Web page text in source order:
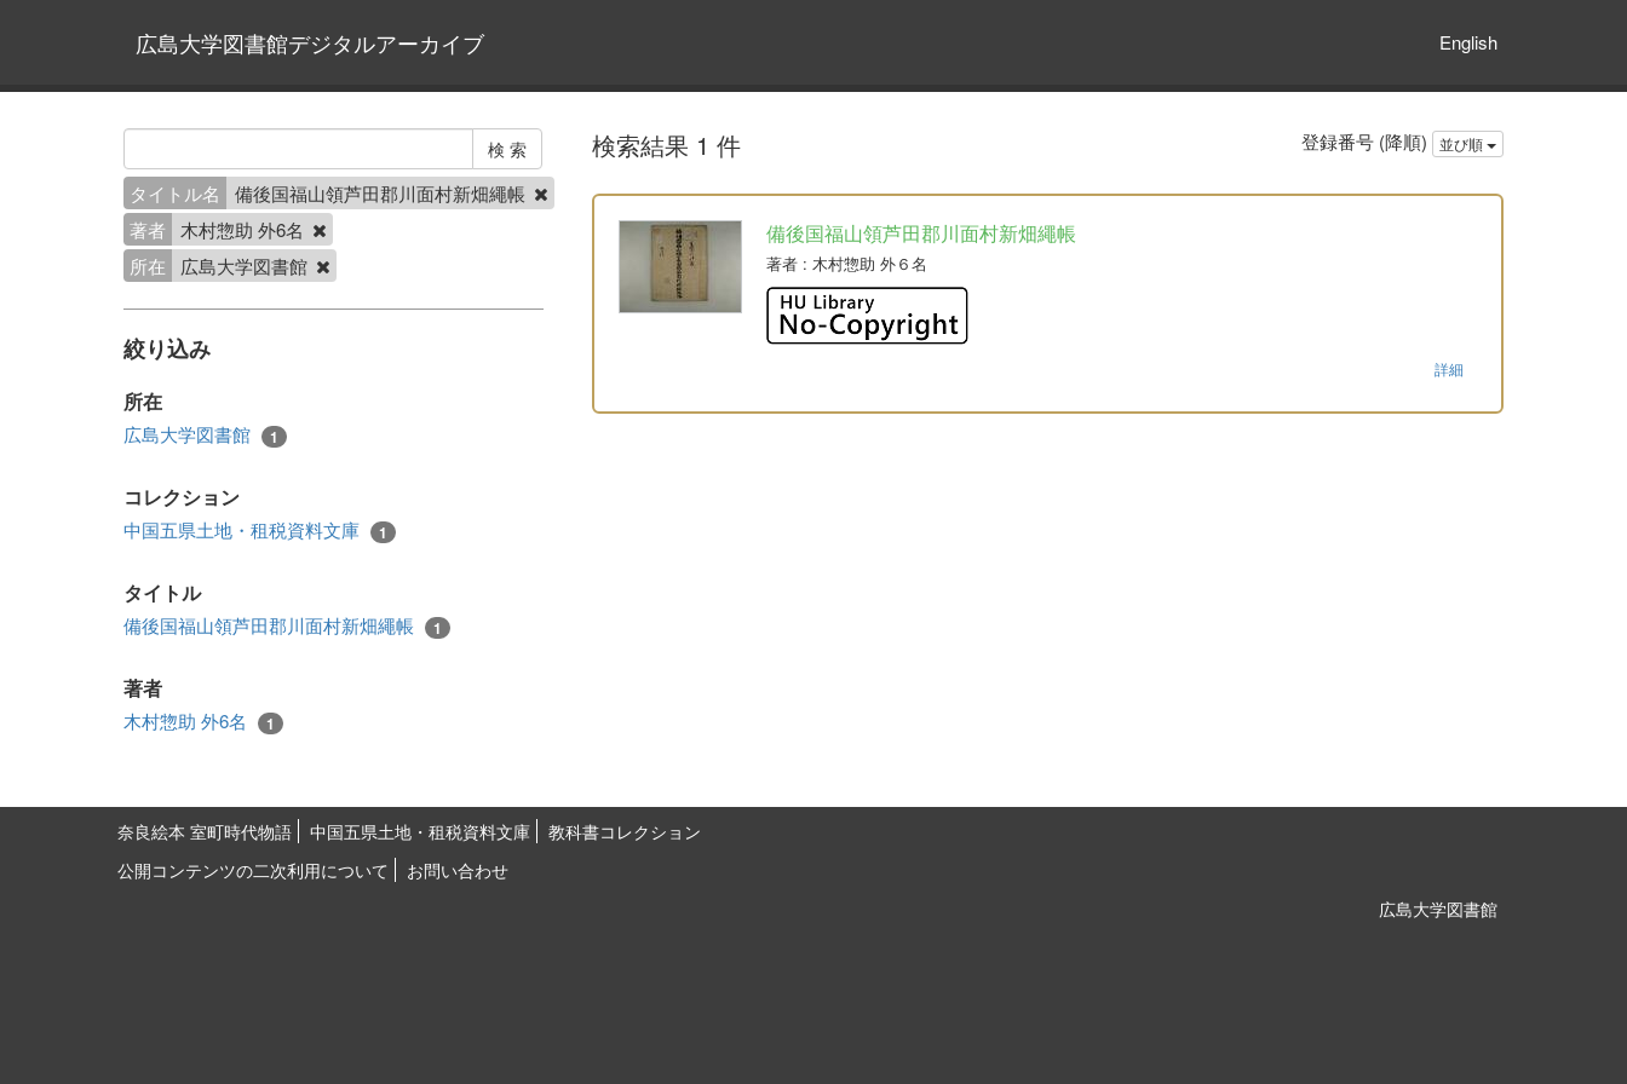
広島大学図書館デジタルアーカイブ English
タイトル名
備後国福山領芦田郡川面村新畑繩帳
著者
木村惣助 外6名
所在
広島大学図書館
絞り込み
所在
広島大学図書館 1
コレクション
中国五県土地・租税資料文庫 1
タイトル
備後国福山領芦田郡川面村新畑繩帳 1
著者
木村惣助 外6名 1
検索結果 1 件 登録番号 (降順) 並び順
備後国福山領芦田郡川面村新畑繩帳
著者: 木村惣助 外６名
詳細
奈良絵本 室町時代物語 中国五県土地・租税資料文庫
教科書コレクション
公開コンテンツの二次利用について
お問い合わせ
広島大学図書館